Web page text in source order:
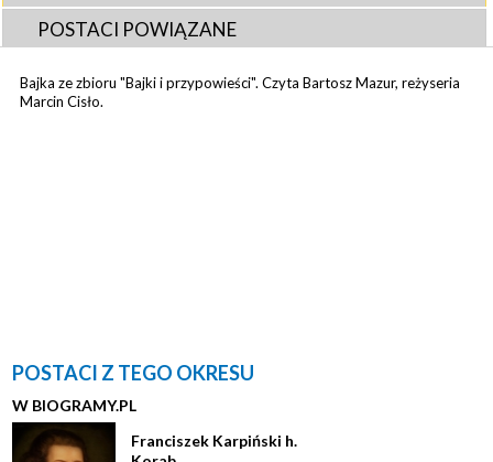
POSTACI POWIĄZANE
Bajka ze zbioru "Bajki i przypowieści". Czyta Bartosz Mazur, reżyseria
Marcin Cisło.
POSTACI Z TEGO OKRESU
W BIOGRAMY.PL
Franciszek Karpiński h.